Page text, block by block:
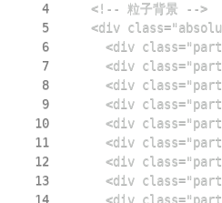
4
    <!-- 粒子背景 -->
5
6
7
8
9
10
11
12
13
14